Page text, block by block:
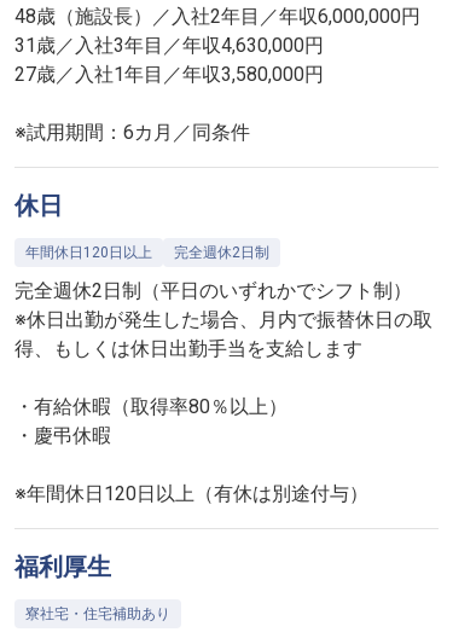
48歳（施設長）／入社2年目／年収6,000,000円
31歳／入社3年目／年収4,630,000円
27歳／入社1年目／年収3,580,000円
※試用期間：6カ月／同条件
休日
年間休日120日以上 完全週休2日制
完全週休2日制（平日のいずれかでシフト制）
※休日出勤が発生した場合、月内で振替休日の取
得、もしくは休日出勤手当を支給します
・有給休暇（取得率80％以上）
・慶弔休暇
※年間休日120日以上（有休は別途付与）
福利厚生
寮社宅・住宅補助あり